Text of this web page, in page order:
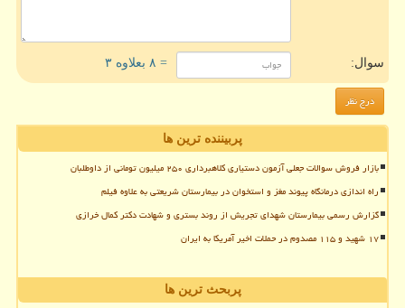
سوال: = ۸ بعلاوه ۳
پربیننده ترین ها
بازار فروش سوالات جعلی آزمون دستیاری کلاهبرداری ۲۵۰ میلیون تومانی از داوطلبان
راه اندازی درمانگاه پیوند مغز و استخوان در بیمارستان شریعتی به علاوه فیلم
گزارش رسمی بیمارستان شهدای تجریش از روند بستری و شهادت دکتر کمال خرازی
۱۷ شهید و ۱۱۵ مصدوم در حملات اخیر آمریکا به ایران
پربحث ترین ها